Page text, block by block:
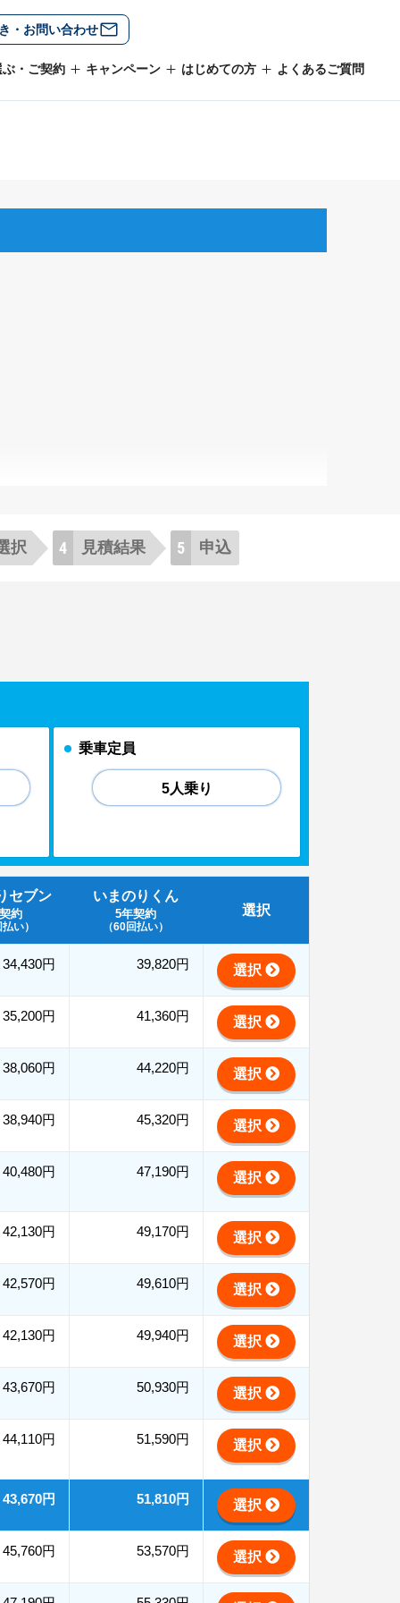
・お問い合わせ
・ご契約 キャンペーン はじめての方 よくあるご質問
択 見積結果 申込
乗車定員
5人乗り
セブン
約
い）
いまのりくん
5年契約
（60回払い）
選択
34,430円 39,820円 選択
35,200円 41,360円 選択
38,060円 44,220円 選択
38,940円 45,320円 選択
40,480円 47,190円 選択
42,130円 49,170円 選択
42,570円 49,610円 選択
42,130円 49,940円 選択
43,670円 50,930円 選択
44,110円 51,590円 選択
43,670円 51,810円 選択
45,760円 53,570円 選択